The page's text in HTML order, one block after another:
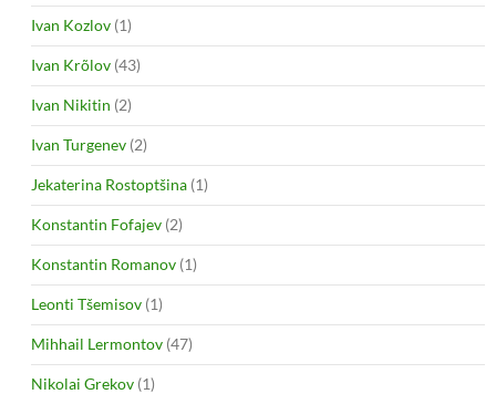
Ivan Kozlov (1)
Ivan Krõlov (43)
Ivan Nikitin (2)
Ivan Turgenev (2)
Jekaterina Rostoptšina (1)
Konstantin Fofajev (2)
Konstantin Romanov (1)
Leonti Tšemisov (1)
Mihhail Lermontov (47)
Nikolai Grekov (1)